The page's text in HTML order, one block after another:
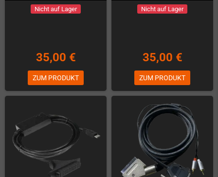
Nicht auf Lager
35,00 €
ZUM PRODUKT
Nicht auf Lager
35,00 €
ZUM PRODUKT